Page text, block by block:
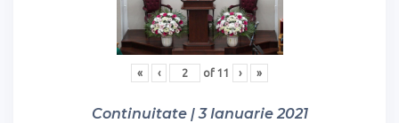
« ‹ of 11 › »
Continuitate | 3 Ianuarie 2021